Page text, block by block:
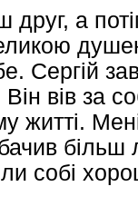
друг, а
Сергій
вів за
житті.
більш
собі